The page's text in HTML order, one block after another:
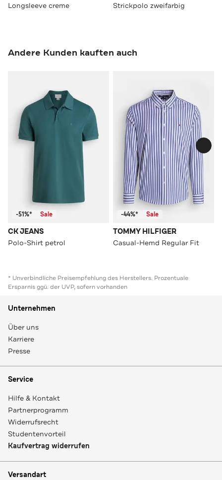
Longsleeve creme Strickpolo zweifarbig
Andere Kunden kauften auch
-51%* Sale
CK JEANS
Polo-Shirt petrol
-44%* Sale
TOMMY HILFIGER
Casual-Hemd Regular Fit
* Unverbindliche Preisempfehlung des Herstellers. Prozentuale
Ersparnis ggü. der UVP, sofern vorhanden
Unternehmen
Über uns
Karriere
Presse
Service
Hilfe & Kontakt
Partnerprogramm
Widerrufsrecht
Studentenvorteil
Kaufvertrag widerrufen
Versandart